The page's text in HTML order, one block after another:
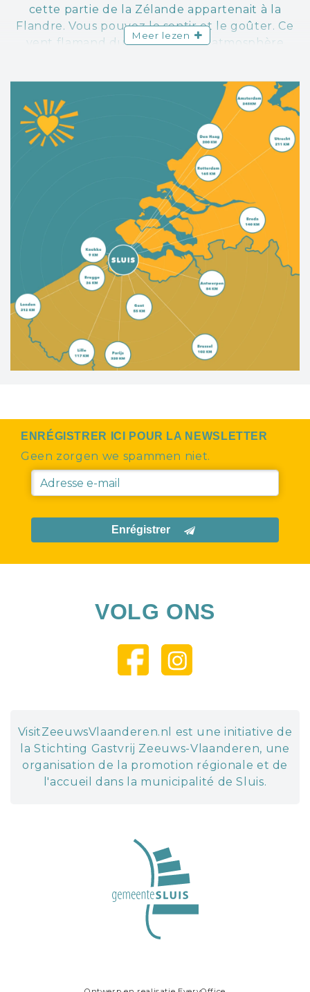
cette partie de la Zélande appartenait à la
Flandre. Vous pouvez le sentir et le goûter. Ce
vent flamand du sud crée une atmosphère
La Flandre zélandaise occidentale offre le
meilleur des deux mondes. Une histoire
culturelle riche, des villes et villages
pittoresques, des kilomètres de plages de sable,
des jolies pistes cyclables, une nature sauvage,
tout est là.
Meer lezen
ENRÉGISTRER ICI POUR LA NEWSLETTER
Geen zorgen we spammen niet.
Enrégistrer
VOLG ONS
VisitZeeuwsVlaanderen.nl est une initiative de
la Stichting Gastvrij Zeeuws-Vlaanderen, une
organisation de la promotion régionale et de
l'accueil dans la municipalité de Sluis.